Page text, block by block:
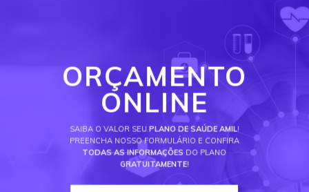
ORÇAMENTO
ONLINE
SAIBA O VALOR SEU PLANO DE SAÚDE AMIL!
PREENCHA NOSSO FORMULÁRIO E CONFIRA
TODAS AS INFORMAÇÕES DO PLANO
GRATUITAMENTE!